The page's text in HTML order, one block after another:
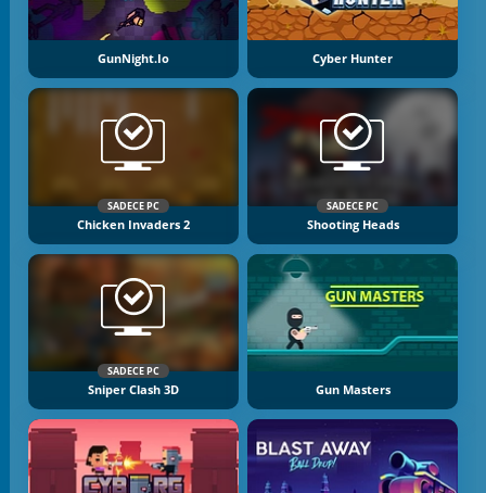
GunNight.io Cyber Hunter
SADECE PC
Chicken Invaders 2
SADECE PC
Shooting Heads
SADECE PC
Sniper Clash 3D Gun Masters